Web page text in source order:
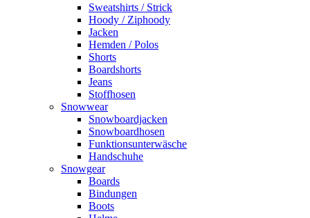
Sweatshirts / Strick
Hoody / Ziphoody
Jacken
Hemden / Polos
Shorts
Boardshorts
Jeans
Stoffhosen
Snowwear
Snowboardjacken
Snowboardhosen
Funktionsunterwäsche
Handschuhe
Snowgear
Boards
Bindungen
Boots